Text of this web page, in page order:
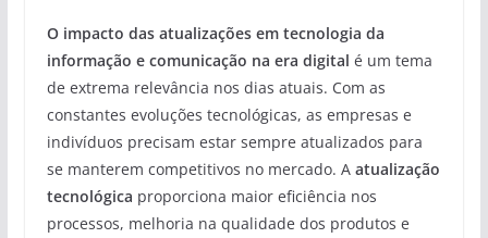
O impacto das atualizações em tecnologia da
informação e comunicação na era digital é um tema
de extrema relevância nos dias atuais. Com as
constantes evoluções tecnológicas, as empresas e
indivíduos precisam estar sempre atualizados para
se manterem competitivos no mercado. A atualização
tecnológica proporciona maior eficiência nos
processos, melhoria na qualidade dos produtos e